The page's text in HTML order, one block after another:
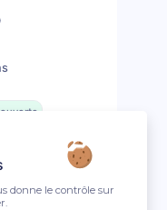
donne le contrôle sur